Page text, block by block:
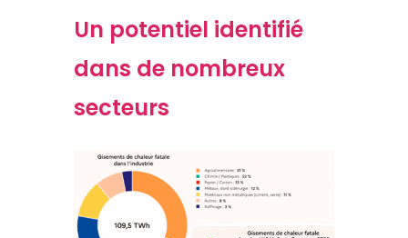
Un potentiel identifié
dans de nombreux
secteurs